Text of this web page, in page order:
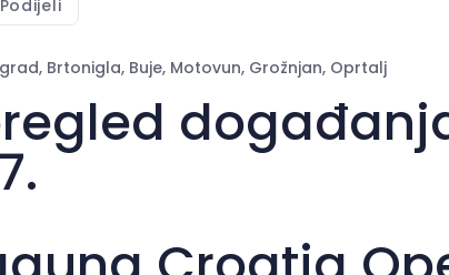
Podijeli
Brtonigla, Buje, Motovun, Grožnjan, Oprtalj